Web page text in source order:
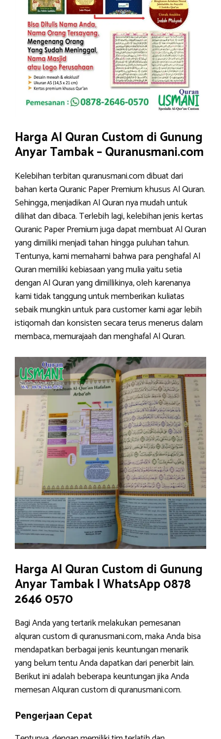
Harga Al Quran Custom di Gunung
Anyar Tambak – Quranusmani.com
Kelebihan terbitan quranusmani.com dibuat dari
bahan kerta Quranic Paper Premium khusus Al Quran.
Sehingga, menjadikan Al Quran nya mudah untuk
dilihat dan dibaca. Terlebih lagi, kelebihan jenis kertas
Quranic Paper Premium juga dapat membuat Al Quran
yang dimiliki menjadi tahan hingga puluhan tahun.
Tentunya, kami memahami bahwa para penghafal Al
Quran memiliki kebiasaan yang mulia yaitu setia
dengan Al Quran yang dimillikinya, oleh karenanya
kami tidak tanggung untuk memberikan kuliatas
sebaik mungkin untuk para customer kami agar lebih
istiqomah dan konsisten secara terus menerus dalam
membaca, memurajaah dan menghafal Al Quran.
Harga Al Quran Custom di Gunung
Anyar Tambak | WhatsApp 0878
2646 0570
Bagi Anda yang tertarik melakukan pemesanan
alquran custom di quranusmani.com, maka Anda bisa
mendapatkan berbagai jenis keuntungan menarik
yang belum tentu Anda dapatkan dari penerbit lain.
Berikut ini adalah beberapa keuntungan jika Anda
memesan Alquran custom di quranusmani.com.
Pengerjaan Cepat